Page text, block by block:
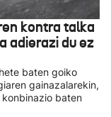
kontra talka
adierazi du ez
baten goiko
gainazalarekin,
baten